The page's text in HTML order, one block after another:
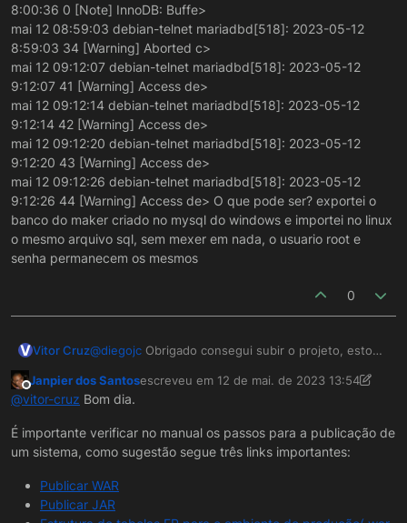
8:00:36 0 [Note] InnoDB: Buffe>
mai 12 08:59:03 debian-telnet mariadbd[518]: 2023-05-12
8:59:03 34 [Warning] Aborted c>
mai 12 09:12:07 debian-telnet mariadbd[518]: 2023-05-12
9:12:07 41 [Warning] Access de>
mai 12 09:12:14 debian-telnet mariadbd[518]: 2023-05-12
9:12:14 42 [Warning] Access de>
mai 12 09:12:20 debian-telnet mariadbd[518]: 2023-05-12
9:12:20 43 [Warning] Access de>
mai 12 09:12:26 debian-telnet mariadbd[518]: 2023-05-12
9:12:26 44 [Warning] Access de> O que pode ser? exportei o
banco do maker criado no mysql do windows e importei no linux
o mesmo arquivo sql, sem mexer em nada, o usuario root e
senha permanecem os mesmos
0
VVitor Cruz@diegojc Obrigado consegui subir o projeto, estou
sistema pois o projeto não está reconhecendo uma
tabela do banco, acessei o mariadb pelo terminal e
/etc/mysql/debian-start[648]: WARNING: mysql.user
contain>
mai 12 08:59:03 debian-telnet mariadbd[518]: 2023-
Offline
Janpier dos Santosescreveu em 12 de mai. de 2023 13:54
última edição por Janpier dos Santos
@vitor-cruz Bom dia.
É importante verificar no manual os passos para a publicação de
um sistema, como sugestão segue três links importantes:
Publicar WAR
Publicar JAR